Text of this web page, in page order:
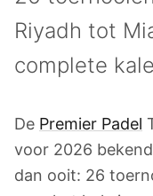
Riyadh tot
complete
De Premier Padel
voor 2026
dan ooit: 26